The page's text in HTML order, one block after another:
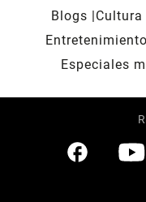
Blogs
Cultura
Entretenimiento
Especiales